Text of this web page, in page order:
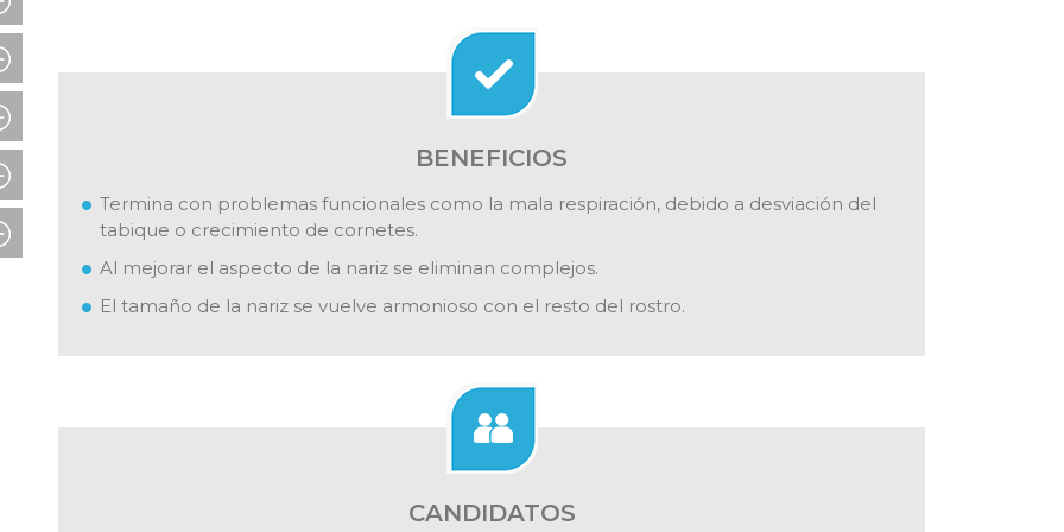
BENEFICIOS
Termina con problemas funcionales como la mala respiración, debido a desviación del
tabique o crecimiento de cornetes.
Al mejorar el aspecto de la nariz se eliminan complejos.
El tamaño de la nariz se vuelve armonioso con el resto del rostro.
CANDIDATOS